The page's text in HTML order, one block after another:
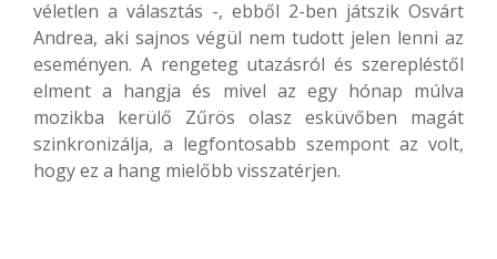
véletlen a választás -, ebből 2-ben játszik Osvárt
Andrea, aki sajnos végül nem tudott jelen lenni az
eseményen. A rengeteg utazásról és szerepléstől
elment a hangja és mivel az egy hónap múlva
mozikba kerülő Zűrös olasz esküvőben magát
szinkronizálja, a legfontosabb szempont az volt,
hogy ez a hang mielőbb visszatérjen.